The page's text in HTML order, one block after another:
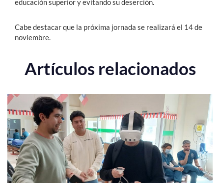
educación superior y evitando su deserción.
Cabe destacar que la próxima jornada se realizará el 14 de
noviembre.
Artículos relacionados